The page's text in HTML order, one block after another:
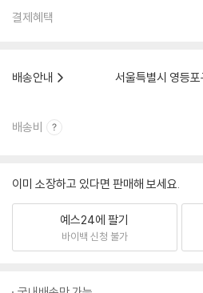
결제혜택
배송안내
서울특별시 영등
배송비
이미 소장하고 있다면 판매해 보세요.
예스24에 팔기
바이백 신청 불가